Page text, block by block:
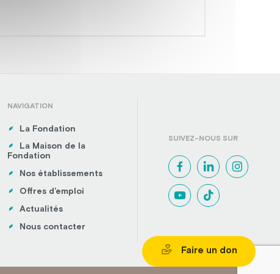
NAVIGATION
La Fondation
La Maison de la
Fondation
Nos établissements
Offres d’emploi
Actualités
Nous contacter
SUIVEZ-NOUS SUR
Faire un don